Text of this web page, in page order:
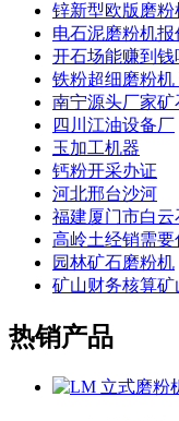
锌新型欧版磨粉
电石泥磨粉机
开石场能赚到钱
铁粉超细磨粉机
南宁源头厂家矿
四川江油设备厂
玉加工机器
钙粉开采办证
河北邢台沙河
福建厦门市白
高岭土经销需要
园林矿石磨粉机
矿山财务核算
热销产品